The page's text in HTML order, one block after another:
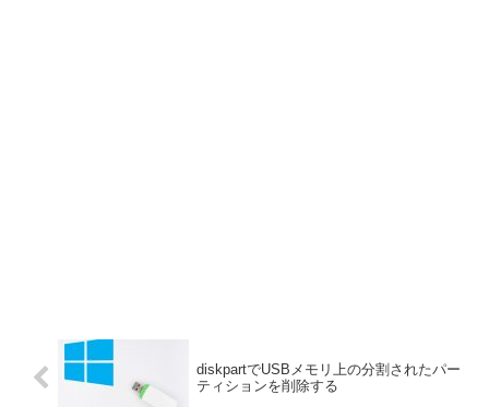
diskpartでUSBメモリ上の分割されたパー
ティションを削除する